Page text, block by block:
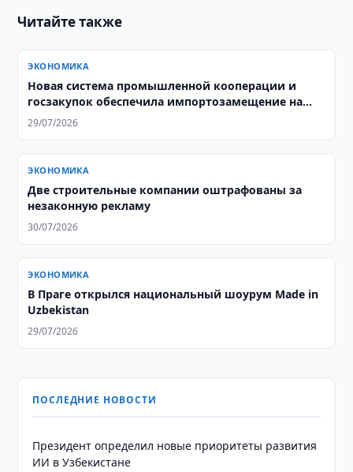
Читайте также
ЭКОНОМИКА
Новая система промышленной кооперации и
госзакупок обеспечила импортозамещение на
$3,8 млрд
29/07/2026
ЭКОНОМИКА
Две строительные компании оштрафованы за
незаконную рекламу
30/07/2026
ЭКОНОМИКА
В Праге открылся национальный шоурум Made in
Uzbekistan
29/07/2026
ПОСЛЕДНИЕ НОВОСТИ
Президент определил новые приоритеты развития
ИИ в Узбекистане